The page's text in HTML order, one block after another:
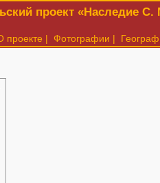
проект «Наследие С.
проекте | Фотографии |